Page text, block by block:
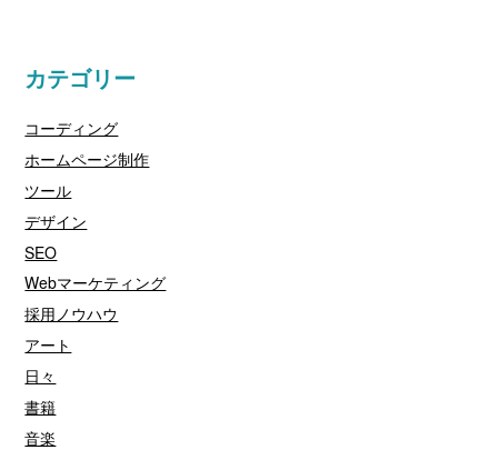
カテゴリー
コーディング
ホームページ制作
ツール
デザイン
SEO
Webマーケティング
採用ノウハウ
アート
日々
書籍
音楽